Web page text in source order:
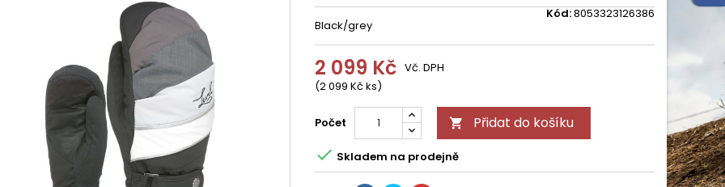
Kód:8053323126386
Black/grey
2 099 Kč
(2 099 Kč ks)
Vč. DPH
Počet  Přidat do košíku
 Skladem na prodejně